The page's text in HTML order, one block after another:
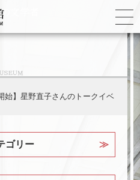
始】星野直子さんのトークイベ
ゴリー